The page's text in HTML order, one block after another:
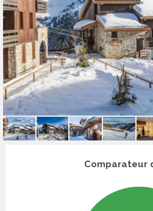
Comparateur